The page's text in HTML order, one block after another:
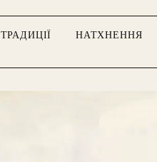
ТРАДИЦІЇ НАТХНЕННЯ